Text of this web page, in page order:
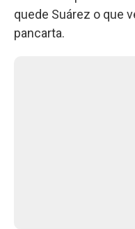
quede Suárez o que
pancarta.